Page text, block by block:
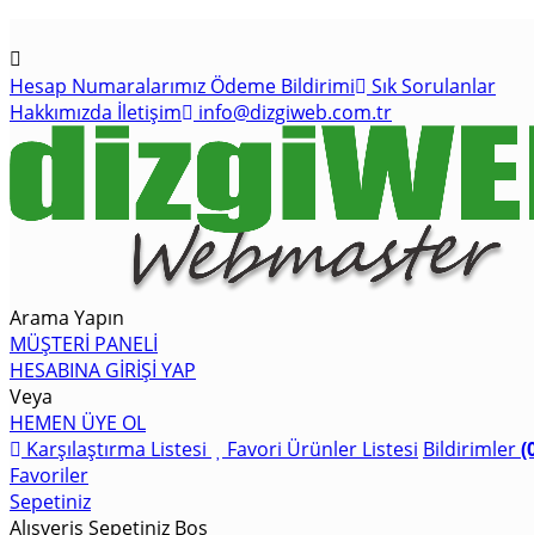
Hesap Numaralarımız Ödeme Bildirimi
Sık Sorulanlar
Hakkımızda İletişim info@dizgiweb.com.tr
Arama Yapın
MÜŞTERİ PANELİ
HESABINA GİRİŞİ YAP
Veya
HEMEN ÜYE OL
Karşılaştırma Listesi
Favori Ürünler Listesi Bildirimler
Favoriler
Sepetiniz
Alışveriş Sepetiniz Boş